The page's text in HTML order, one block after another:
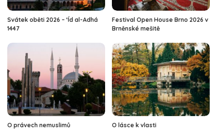
Svátek oběti 2026 – ‘Íd al-Adhá
1447
Festival Open House Brno 2026 v
Brněnské mešitě
O právech nemuslimů O lásce k vlasti